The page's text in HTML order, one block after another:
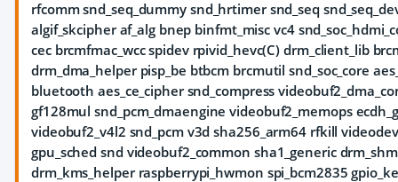
rfcomm snd_seq_dummy snd_hrtimer snd_seq
algif_skcipher af_alg bnep binfmt_misc vc4
cec brcmfmac_wcc spidev rpivid_hevc(C) drm_client_lib
drm_dma_helper pisp_be btbcm brcmutil snd_soc_core
bluetooth aes_ce_cipher snd_compress
gf128mul snd_pcm_dmaengine videobuf2_memops
videobuf2_v4l2 snd_pcm v3d sha256_arm64 rfkill
gpu_sched snd videobuf2_common sha1_generic
drm_kms_helper raspberrypi_hwmon spi_bcm2835